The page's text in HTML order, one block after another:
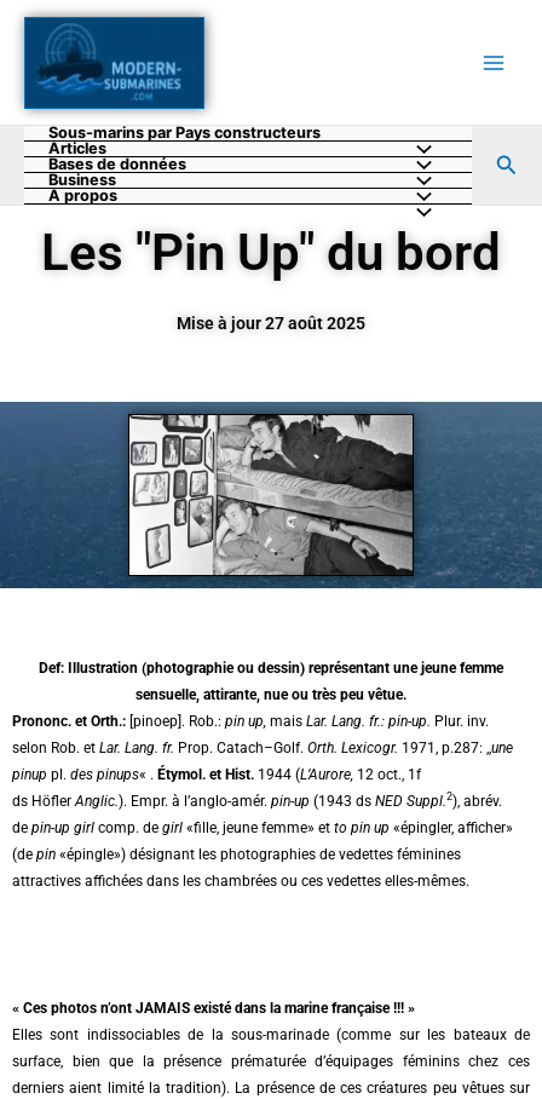
Aller
contenu
Sous-marins par Pays constructeurs
Articles
Bases de données
Business
A propos
Les "Pin Up" du bord
Mise à jour 27 août 2025
Def: Illustration (photographie ou dessin) représentant une jeune femme
sensuelle, attirante, nue ou très peu vêtue.
Prononc. et Orth.: [pinoep]. Rob.: pin up, mais Lar. Lang. fr.: pin-up. Plur. inv.
selon Rob. et Lar. Lang. fr. Prop. Catach–Golf. Orth. Lexicogr. 1971, p.287: ,, une
pinup pl. des pinups« . Étymol. et Hist. 1944 (L’Aurore, 12 oct., 1f
ds Höfler Anglic.). Empr. à l’anglo-amér. pin-up (1943 ds NED Suppl.2), abrév.
de pin-up girl comp. de girl «fille, jeune femme» et to pin up «épingler, afficher»
(de pin «épingle») désignant les photographies de vedettes féminines
attractives affichées dans les chambrées ou ces vedettes elles-mêmes.
« Ces photos n’ont JAMAIS existé dans la marine française !!! »
Elles sont indissociables de la sous-marinade (comme sur les bateaux de
surface, bien que la présence prématurée d’équipages féminins chez ces
derniers aient limité la tradition). La présence de ces créatures peu vêtues sur